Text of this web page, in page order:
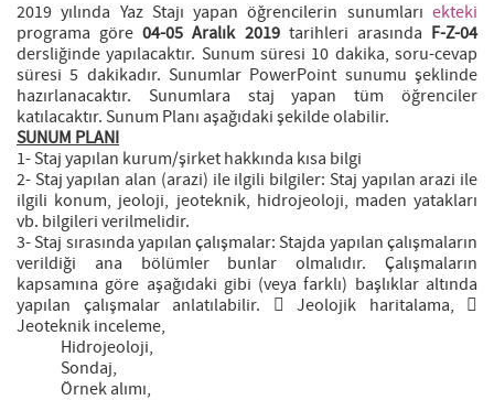
2019 yılında Yaz Stajı yapan öğrencilerin sunumları ekteki
programa göre04-05 Aralık 2019 tarihleri arasında F-Z-04
dersliğinde yapılacaktır. Sunum süresi 10 dakika, soru-cevap
süresi 5 dakikadır. Sunumlar PowerPoint sunumu şeklinde
hazırlanacaktır. Sunumlara staj yapan tüm öğrenciler
katılacaktır. Sunum Planı aşağıdaki şekilde olabilir.
SUNUM PLANI
1- Staj yapılan kurum/şirket hakkında kısa bilgi
2- Staj yapılan alan (arazi) ile ilgili bilgiler: Staj yapılan arazi ile
ilgili konum, jeoloji, jeoteknik, hidrojeoloji, maden yatakları
vb. bilgileri verilmelidir.
3- Staj sırasında yapılan çalışmalar: Stajda yapılan çalışmaların
verildiği ana bölümler bunlar olmalıdır. Çalışmaların
kapsamına göre aşağıdaki gibi (veya farklı) başlıklar altında
yapılan çalışmalar anlatılabilir.  Jeolojik haritalama, 
Jeoteknik inceleme,
Hidrojeoloji,
Sondaj,
Örnek alımı,